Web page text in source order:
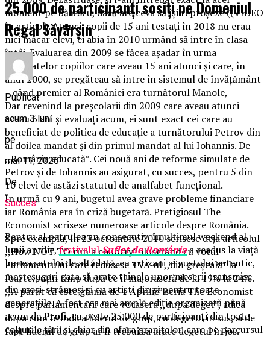
moment pe Băsescu, dacă are ceva să își reproșeze ((VIDEO
în articol). Atunci, copii de 15 ani testați în 2018 nu erau
nici măcar elevi, ei abia în 2010 urmând să intre în clasa
întâi. Evaluarea din 2009 se făcea așadar în urma
rezultatelor copiilor care aveau 15 ani atunci și care, în
anul 2000, se pregăteau să intre în sistemul de învățământ
– când premier al României era turnătorul Manole,
Dar revenind la preșcolarii din 2009 care aveau atunci
aveau 6 ani și evaluați acum, ei sunt exact cei care au
beneficiat de politica de educație a turnătorului Petrov din
al doilea mandat și din primul mandat al lui Iohannis. De
,,România educată”. Cei nouă ani de reforme simulate de
Petrov și de Iohannis au asigurat, cu succes, pentru 5 din
10 elevi de astăzi statutul de analfabet funcțional.
În urmă cu 9 ani, bugetul avea grave probleme financiare
iar România era în criză bugetară. Pretigiosul The
Economist scrisese numeroase articole despre România.
Spre exemplu, în 23 octombrie 2010 scrisese deja articolul
,,How NOT TO run a country”. ilustrând cu votul
Parlamentului care redusese TVA-ul ,,din greșeală” la
foarte puțin timp după ce îl majoraseră de la 19% la 24%.
,,A părut că este glumă de 1 Aprilie” scria The Economist
despre parlamentarii care votasera ,,dupa deget”, adica
dupa cum le indica liderul de grup, cu degetul in sus, si de
fapt liderul de grup ar fi trebui sa arate degetul in jos.
25.000 de participanți sosiți pe Domeniul
Regal Săvârșin
Publicat
acum 3 luni
pe
mai 11, 2026
De
Succes
Pentru al patrulea an consecutiv, în ultimul weekend al
lunii aprilie,festivalulSuflet de Româniaa readus la viață
lumea satului de altădată, cu artizani ai gustului autentic,
meșteșugari gata să arate tainele unor meserii transmise
din moși-strămoși și cu artiști din și pentru toate
generațiile. A fost cea mai amplă ediție organizată până
acum deProfi, cu peste 25.000 de participanți din toate
colțurile țării și chiar din afara granițelor, care pe parcursul